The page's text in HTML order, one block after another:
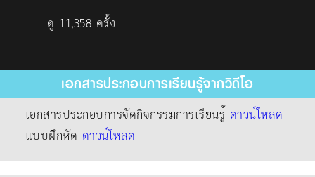
ดู 11,358 ครั้ง
เอกสารประกอบการเรียนรู้จากวิดีโอ
เอกสารประกอบการจัดกิจกรรมการเรียนรู้ ดาวน์โหลด
แบบฝึกหัด ดาวน์โหลด